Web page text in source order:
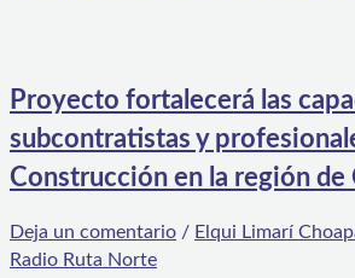
Proyecto fortalecerá las
subcontratistas y
Construcción en la región de
Deja un comentario / Elqui Limarí
Radio Ruta Norte